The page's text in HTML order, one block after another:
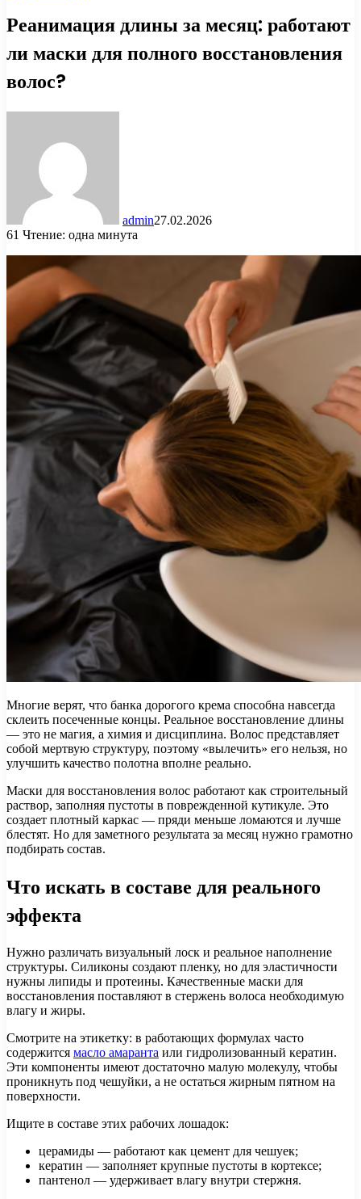
Реанимация длины за месяц: работают
ли маски для полного восстановления
волос?
admin27.02.2026
61 Чтение: одна минута
Многие верят, что банка дорогого крема способна навсегда
склеить посеченные концы. Реальное восстановление длины
— это не магия, а химия и дисциплина. Волос представляет
собой мертвую структуру, поэтому «вылечить» его нельзя, но
улучшить качество полотна вполне реально.
Маски для восстановления волос работают как строительный
раствор, заполняя пустоты в поврежденной кутикуле. Это
создает плотный каркас — пряди меньше ломаются и лучше
блестят. Но для заметного результата за месяц нужно грамотно
подбирать состав.
Что искать в составе для реального
эффекта
Нужно различать визуальный лоск и реальное наполнение
структуры. Силиконы создают пленку, но для эластичности
нужны липиды и протеины. Качественные маски для
восстановления поставляют в стержень волоса необходимую
влагу и жиры.
Смотрите на этикетку: в работающих формулах часто
содержится масло амаранта или гидролизованный кератин.
Эти компоненты имеют достаточно малую молекулу, чтобы
проникнуть под чешуйки, а не остаться жирным пятном на
поверхности.
Ищите в составе этих рабочих лошадок:
церамиды — работают как цемент для чешуек;
кератин — заполняет крупные пустоты в кортексе;
пантенол — удерживает влагу внутри стержня.